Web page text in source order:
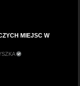
MIEJSC W